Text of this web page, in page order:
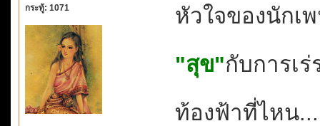
กระทู้: 1071
หัวใจของนักเ
"สุข"กับการเ
ท้องฟ้าที่ไหน